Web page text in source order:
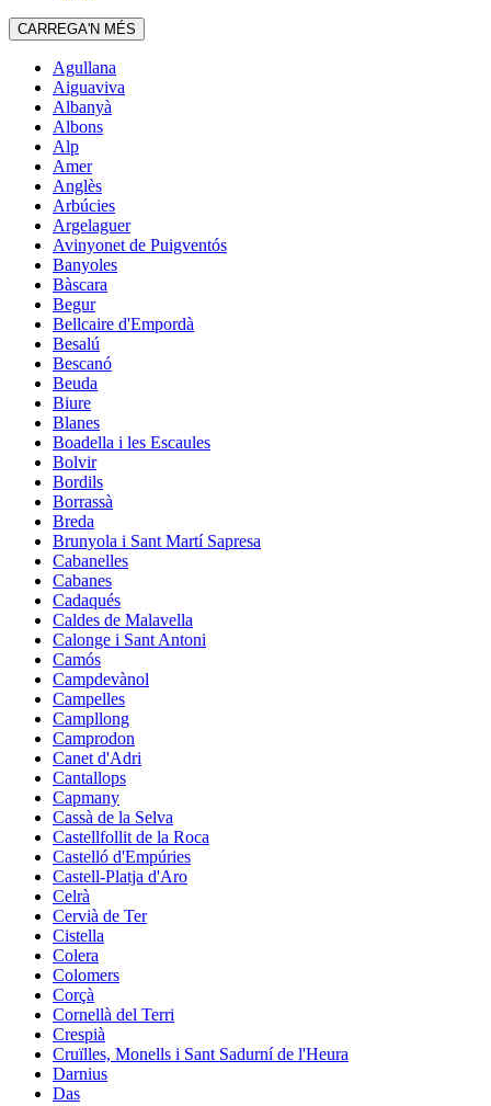
CARREGA'N MÉS
Agullana
Aiguaviva
Albanyà
Albons
Alp
Amer
Anglès
Arbúcies
Argelaguer
Avinyonet de Puigventós
Banyoles
Bàscara
Begur
Bellcaire d'Empordà
Besalú
Bescanó
Beuda
Biure
Blanes
Boadella i les Escaules
Bolvir
Bordils
Borrassà
Breda
Brunyola i Sant Martí Sapresa
Cabanelles
Cabanes
Cadaqués
Caldes de Malavella
Calonge i Sant Antoni
Camós
Campdevànol
Campelles
Campllong
Camprodon
Canet d'Adri
Cantallops
Capmany
Cassà de la Selva
Castellfollit de la Roca
Castelló d'Empúries
Castell-Platja d'Aro
Celrà
Cervià de Ter
Cistella
Colera
Colomers
Corçà
Cornellà del Terri
Crespià
Cruïlles, Monells i Sant Sadurní de l'Heura
Darnius
Das